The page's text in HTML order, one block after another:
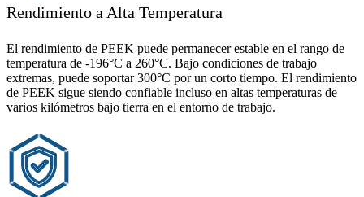
Rendimiento a Alta Temperatura
El rendimiento de PEEK puede permanecer estable en el rango de
temperatura de -196°C a 260°C. Bajo condiciones de trabajo
extremas, puede soportar 300°C por un corto tiempo. El rendimiento
de PEEK sigue siendo confiable incluso en altas temperaturas de
varios kilómetros bajo tierra en el entorno de trabajo.